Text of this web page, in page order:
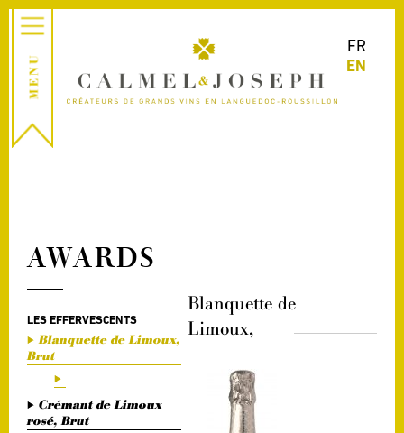
FR
EN
AWARDS
LES EFFERVESCENTS
Blanquette de Limoux,
Brut
Crémant de Limoux
rosé, Brut
Blanquette de
Limoux,